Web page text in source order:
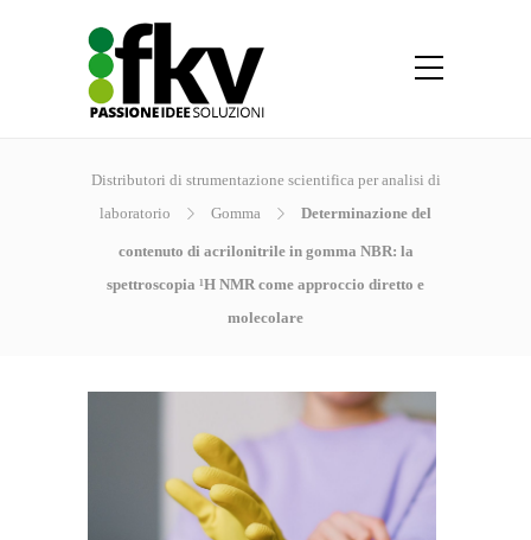
Distributori di strumentazione scientifica per analisi di
laboratorio
Gomma Determinazione del
contenuto di acrilonitrile in gomma NBR: la
spettroscopia ¹H NMR come approccio diretto e
molecolare